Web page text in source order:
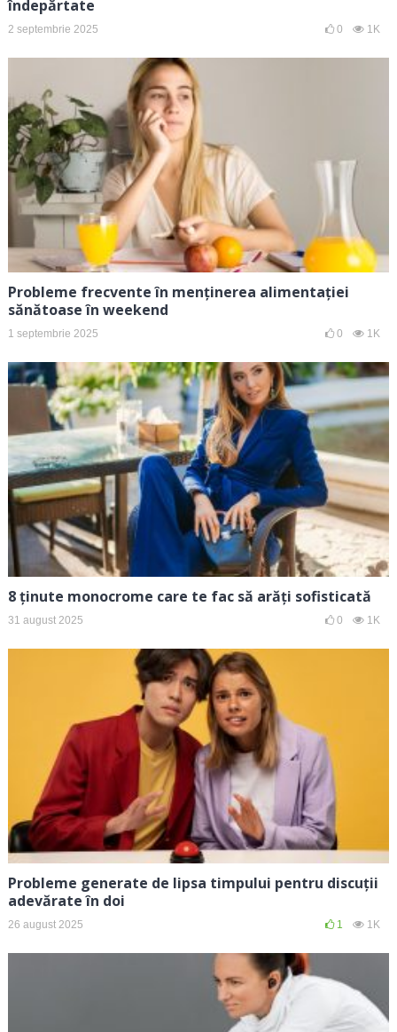
îndepărtate
2 septembrie 2025 0 1K
Probleme frecvente în menținerea alimentației
sănătoase în weekend
1 septembrie 2025 0 1K
8 ținute monocrome care te fac să arăți sofisticată
31 august 2025 0 1K
Probleme generate de lipsa timpului pentru discuții
adevărate în doi
26 august 2025 1 1K